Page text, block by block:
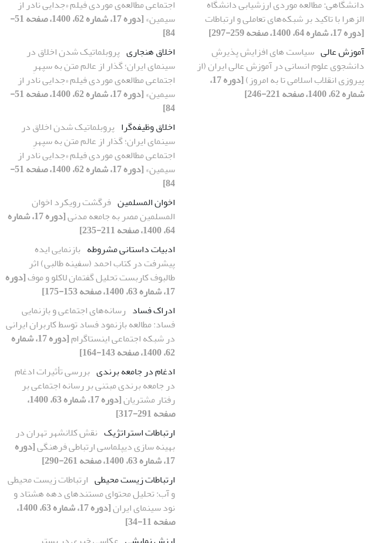
دانشگاهی: مطالعه موردی ارزشیابی دانشگاه
الزهرا با تاکید بر شبکه‌های تعاملی و ارتباطات
[دوره 17، شماره 64، 1400، صفحه 259-297]
آموزش عالی سیاست های افزایش پذیرشِ
دانشجوی علوم انسانی در آموزش عالی ایران (از
پیروزی انقلاب اسلامی تا به امروز)
[دوره 17،
شماره 62، 1400، صفحه 221-246]
اجتماعی مطالعه‌ی موردی فیلم «جدایی نادر از
سیمین»
[دوره 17، شماره 62، 1400، صفحه 51-
84]
اخلاق هنجاری پروبلماتیک شدن اخلاق در
سینمای ایران؛ گذار از عالم متن به سپهرِ
اجتماعی مطالعه‌ی موردی فیلم «جدایی نادر از
سیمین»
[دوره 17، شماره 62، 1400، صفحه 51-
84]
اخلاق وظیفه‌گرا پروبلماتیک شدن اخلاق در
سینمای ایران؛ گذار از عالم متن به سپهرِ
اجتماعی مطالعه‌ی موردی فیلم «جدایی نادر از
سیمین»
[دوره 17، شماره 62، 1400، صفحه 51-
84]
اخوان المسلمین فرگشت رویکرد اخوان
المسلمین مصر به جامعه مدنی
[دوره 17، شماره
64، 1400، صفحه 211-235]
ادبیات داستانی مشروطه بازنمایی ایده
پیشرفت در کتاب احمد (سفینه طالبی) اثر
طالبوف کاربست تحلیل گفتمان لاکلو و موف[دوره
17، شماره 63، 1400، صفحه 153-175]
ادراک فساد رسانه‌های اجتماعی و بازنمایی
فساد: مطالعه بازنمود فساد توسط کاربران ایرانی
در شبکه اجتماعی اینستاگرام
[دوره 17، شماره
62، 1400، صفحه 143-164]
ادغام در جامعه برندی بررسی تأثیرات ادغام
در جامعه برندی مبتنی بر رسانه‌ اجتماعی بر
رفتار مشتریان
[دوره 17، شماره 63، 1400،
صفحه 291-317]
ارتباطات استراتژیک نقش کلانشهر تهران در
بهینه سازی دیپلماسی ارتباطی فرهنگی[دوره
17، شماره 63، 1400، صفحه 261-290]
ارتباطات زیست محیطی ارتباطات زیست محیطی
و آب: تحلیل محتوای مستندهای دهه هشتاد و
نود سینمای ایران
[دوره 17، شماره 63، 1400،
صفحه 11-34]